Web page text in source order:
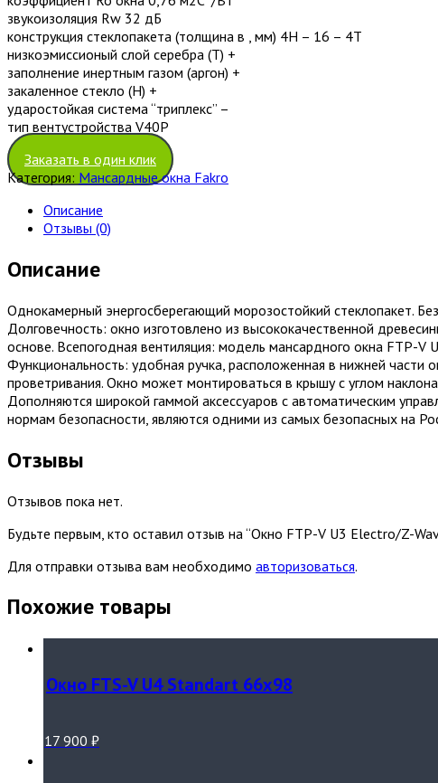
звукоизоляция Rw 32 дБ
конструкция стеклопакета (толщина в , мм) 4H – 16 – 4T
низкоэмиссионый слой серебра (T) +
заполнение инертным газом (аргон) +
закаленное стекло (H) +
ударостойкая система “триплекс” –
тип вентустройства V40P
Заказать в один клик
Категория: Мансардные окна Fakro
Описание
Отзывы (0)
Описание
Однокамерный энергосберегающий морозостойкий стеклопакет.
Долговечность: окно изготовлено из высококачественной
основе. Всепогодная вентиляция: модель мансардного окна FTP-
Функциональность: удобная ручка, расположенная в нижней части
проветривания. Окно может монтироваться в крышу с углом
Дополняются широкой гаммой аксессуаров c автоматическим
нормам безопасности, являются одними из самых безопасных на
Отзывы
Отзывов пока нет.
Будьте первым, кто оставил отзыв на “Окно FTP-V U3 Eleсtro/Z-
Для отправки отзыва вам необходимо авторизоваться.
Похожие товары
Окно FTS-V U4 Standart 66х98
17 900 ₽